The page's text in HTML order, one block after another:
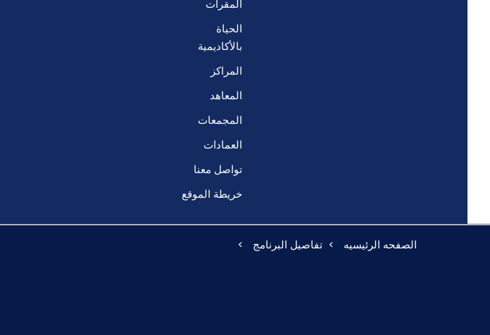
المقرات
الحياة
بالأكاديمية
المراكز
المعاهد
المجمعات
العمادات
تواصل معنا
خريطة الموقع
الصفحه الرئيسيه تفاصيل البرنامج